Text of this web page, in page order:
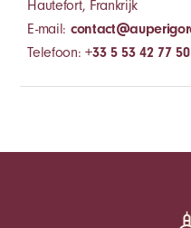
Hautefort, Frankrijk
E-mail:
Telefoon:+33 5 53 42 77 50